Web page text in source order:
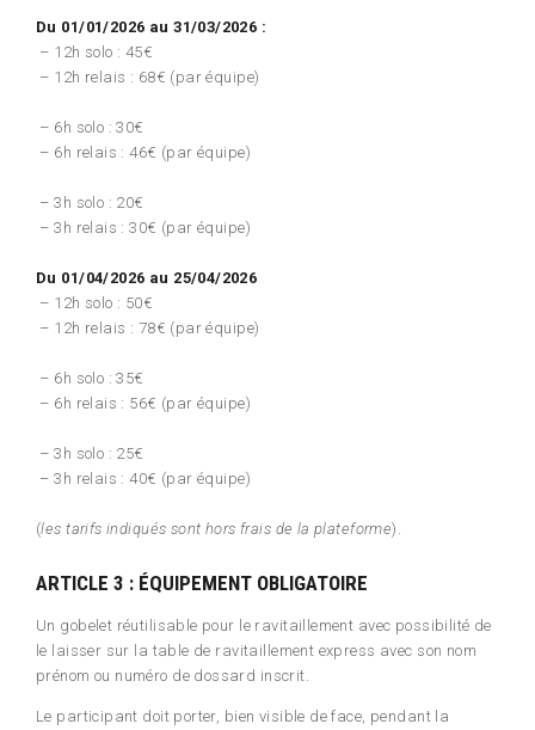
Du 01/01/2026 au 31/03/2026 :
– 12h solo : 45€
– 12h relais : 68€ (par équipe)
– 6h solo : 30€
– 6h relais : 46€ (par équipe)
– 3h solo : 20€
– 3h relais : 30€ (par équipe)
Du 01/04/2026 au 25/04/2026
– 12h solo : 50€
– 12h relais : 78€ (par équipe)
– 6h solo : 35€
– 6h relais : 56€ (par équipe)
– 3h solo : 25€
– 3h relais : 40€ (par équipe)
(les tarifs indiqués sont hors frais de la plateforme).
ARTICLE 3 : ÉQUIPEMENT OBLIGATOIRE
Un gobelet réutilisable pour le ravitaillement avec possibilité de
le laisser sur la table de ravitaillement express avec son nom
prénom ou numéro de dossard inscrit.
Le participant doit porter, bien visible de face, pendant la